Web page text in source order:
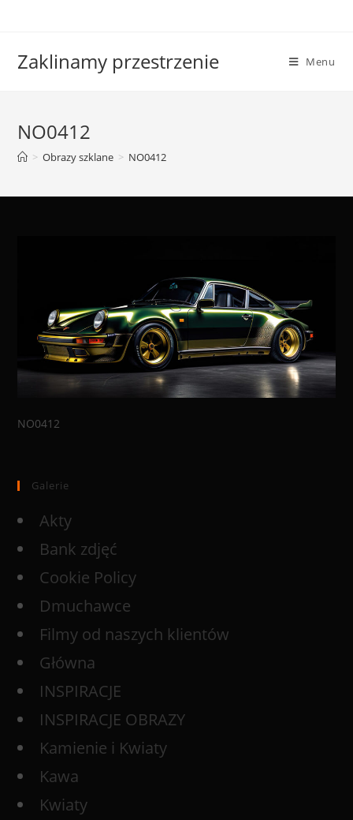
Zaklinamy przestrzenie Menu
NO0412
> Obrazy szklane > NO0412
NO0412
Galerie
Akty
Bank zdjęć
Cookie Policy
Dmuchawce
Filmy od naszych klientów
Główna
INSPIRACJE
INSPIRACJE OBRAZY
Kamienie i Kwiaty
Kawa
Kwiaty